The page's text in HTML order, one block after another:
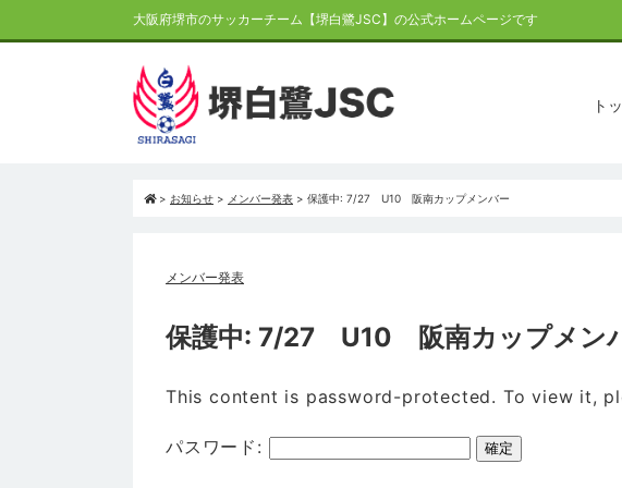
大阪府堺市のサッカーチーム【堺白鷺JSC】の公式ホームページです
ト
> お知らせ > メンバー発表 > 保護中: 7/27 U10 阪南カップメンバー
メンバー発表
保護中: 7/27 U10 阪南カップメン
This content is password-protected. To view it,
パスワード: